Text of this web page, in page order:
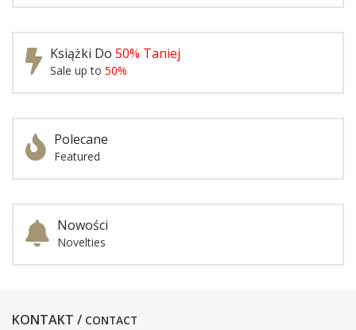
Książki Do 50% Taniej
Sale up to 50%
Polecane
Featured
Nowości
Novelties
KONTAKT / CONTACT